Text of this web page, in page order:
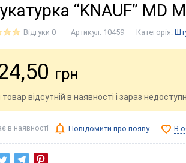
“KNAUF” MD
Відгуки 0 Артикул: 10459 Категорія:
грн
товар відсутній в наявності і зараз
в наявності Повідомити про появу В